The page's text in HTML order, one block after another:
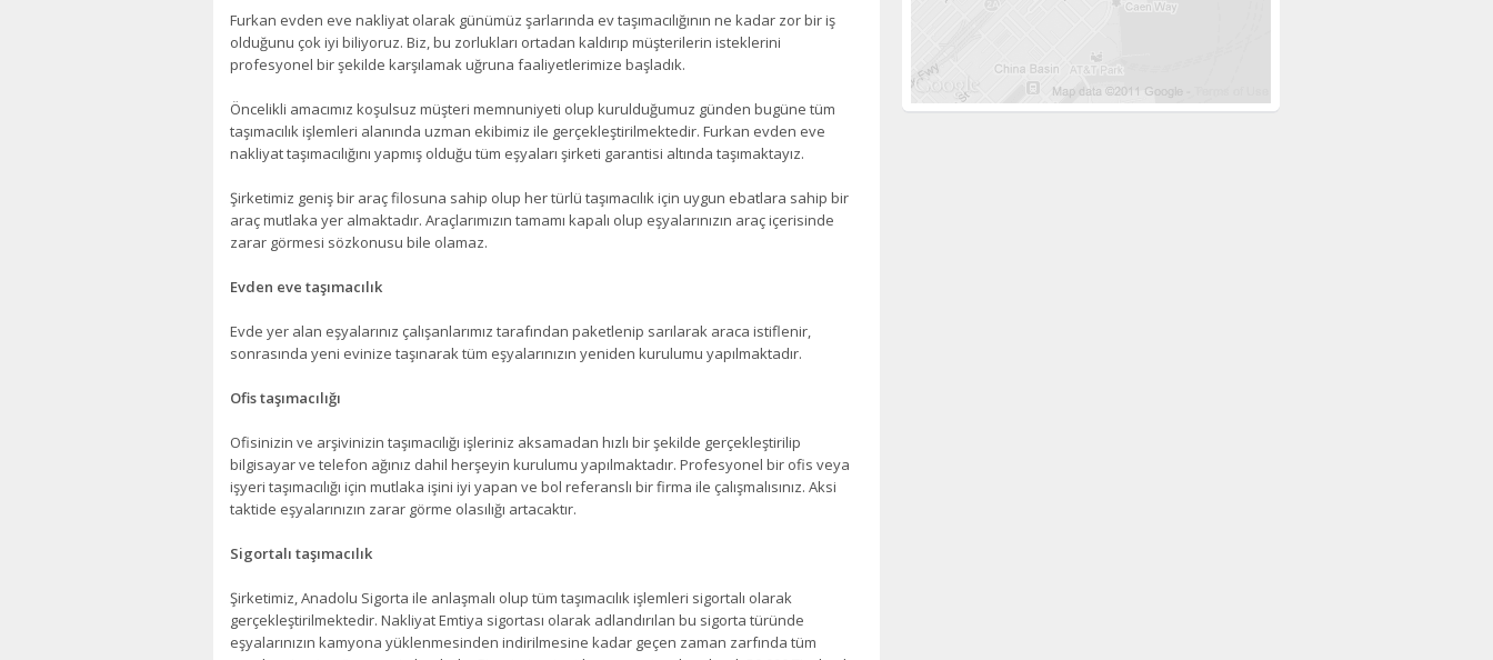
Furkan evden eve nakliyat olarak günümüz şarlarında ev taşımacılığının ne kadar zor bir iş
olduğunu çok iyi biliyoruz. Biz, bu zorlukları ortadan kaldırıp müşterilerin isteklerini
profesyonel bir şekilde karşılamak uğruna faaliyetlerimize başladık.
Öncelikli amacımız koşulsuz müşteri memnuniyeti olup kurulduğumuz günden bugüne tüm
taşımacılık işlemleri alanında uzman ekibimiz ile gerçekleştirilmektedir. Furkan evden eve
nakliyat taşımacılığını yapmış olduğu tüm eşyaları şirketi garantisi altında taşımaktayız.
Şirketimiz geniş bir araç filosuna sahip olup her türlü taşımacılık için uygun ebatlara sahip bir
araç mutlaka yer almaktadır. Araçlarımızın tamamı kapalı olup eşyalarınızın araç içerisinde
zarar görmesi sözkonusu bile olamaz.
Evden eve taşımacılık
Evde yer alan eşyalarınız çalışanlarımız tarafından paketlenip sarılarak araca istiflenir,
sonrasında yeni evinize taşınarak tüm eşyalarınızın yeniden kurulumu yapılmaktadır.
Ofis taşımacılığı
Ofisinizin ve arşivinizin taşımacılığı işleriniz aksamadan hızlı bir şekilde gerçekleştirilip
bilgisayar ve telefon ağınız dahil herşeyin kurulumu yapılmaktadır. Profesyonel bir ofis veya
işyeri taşımacılığı için mutlaka işini iyi yapan ve bol referanslı bir firma ile çalışmalısınız. Aksi
taktide eşyalarınızın zarar görme olasılığı artacaktır.
Sigortalı taşımacılık
Şirketimiz, Anadolu Sigorta ile anlaşmalı olup tüm taşımacılık işlemleri sigortalı olarak
gerçekleştirilmektedir. Nakliyat Emtiya sigortası olarak adlandırılan bu sigorta türünde
eşyalarınızın kamyona yüklenmesinden indirilmesine kadar geçen zaman zarfında tüm